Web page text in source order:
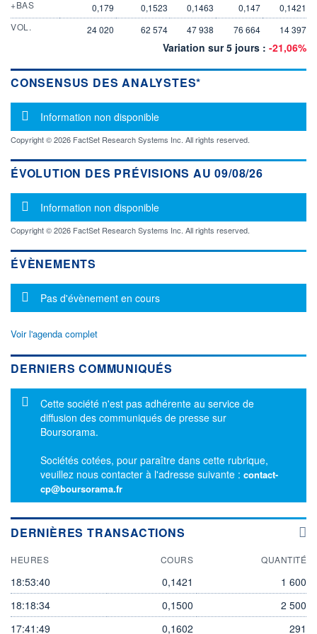
+BAS
0,179 0,1523 0,1463 0,147
0,1421
VOL.
24 020 62 574 47 938 76 664 14 397
Variation sur 5 jours : -21,06%
CONSENSUS DES ANALYSTES*
Message d'information
Information non disponible
Copyright © 2026 FactSet Research Systems Inc. All rights reserved.
ÉVOLUTION DES PRÉVISIONS AU 09/08/26
Message d'information
Information non disponible
Copyright © 2026 FactSet Research Systems Inc. All rights reserved.
ÉVÈNEMENTS
Message d'information
Pas d'évènement en cours
Voir l'agenda complet
DERNIERS COMMUNIQUÉS
Message d'information
Cette société n'est pas adhérente au service de
diffusion des communiqués de presse sur
Boursorama.
Sociétés cotées, pour paraître dans cette rubrique,
veuillez nous contacter à l'adresse suivante : contact-
cp@boursorama.fr
DERNIÈRES TRANSACTIONS
HEURES COURS QUANTITÉ
18:53:40 0,1421
1 600
18:18:34
0,1500
2 500
17:41:49
0,1602 291